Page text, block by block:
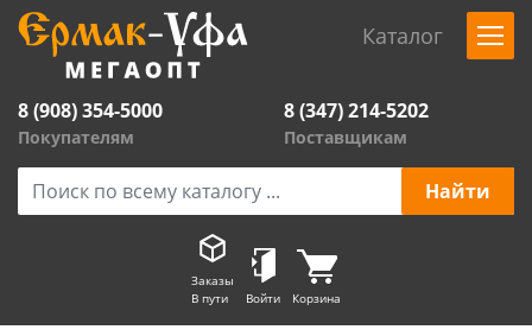
Каталог
8 (908) 354-5000
Покупателям
8 (347) 214-5202
Поставщикам
Заказы
В пути
Войти Корзина